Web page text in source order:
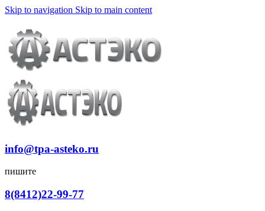
Skip to navigation Skip to main content
info@tpa-asteko.ru
пишите
8(8412)22-99-77